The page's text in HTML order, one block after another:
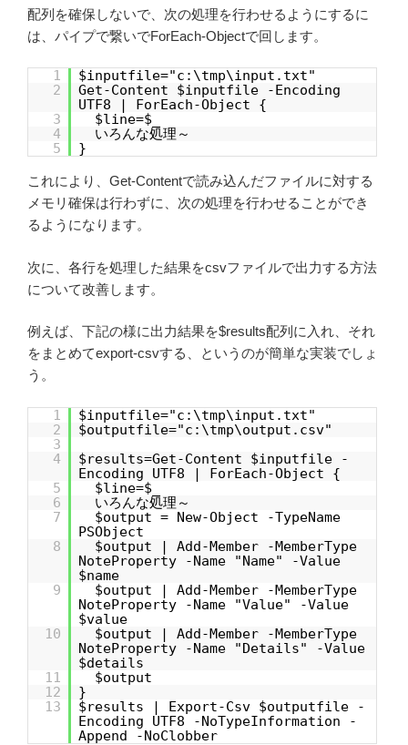
配列を確保しないで、次の処理を行わせるようにするに
は、パイプで繋いでForEach-Objectで回します。
1
$inputfile="c:\tmp\input.txt"
2
Get-Content $inputfile -Encoding
UTF8 | ForEach-Object {
3
$line=$_
4
いろんな処理～
5
}
これにより、Get-Contentで読み込んだファイルに対する
メモリ確保は行わずに、次の処理を行わせることができ
るようになります。
次に、各行を処理した結果をcsvファイルで出力する方法
について改善します。
例えば、下記の様に出力結果を$results配列に入れ、それ
をまとめてexport-csvする、というのが簡単な実装でしょ
う。
1
$inputfile="c:\tmp\input.txt"
2
$outputfile="c:\tmp\output.csv"
3
4
$results=Get-Content $inputfile -
Encoding UTF8 | ForEach-Object {
5
$line=$_
6
いろんな処理～
7
$output = New-Object -TypeName
PSObject
8
$output | Add-Member -MemberType
NoteProperty -Name "Name" -Value
$name
9
$output | Add-Member -MemberType
NoteProperty -Name "Value" -Value
$value
10
$output | Add-Member -MemberType
NoteProperty -Name "Details" -Value
$details
11
$output
12
}
13
$results | Export-Csv $outputfile -
Encoding UTF8 -NoTypeInformation -
Append -NoClobber